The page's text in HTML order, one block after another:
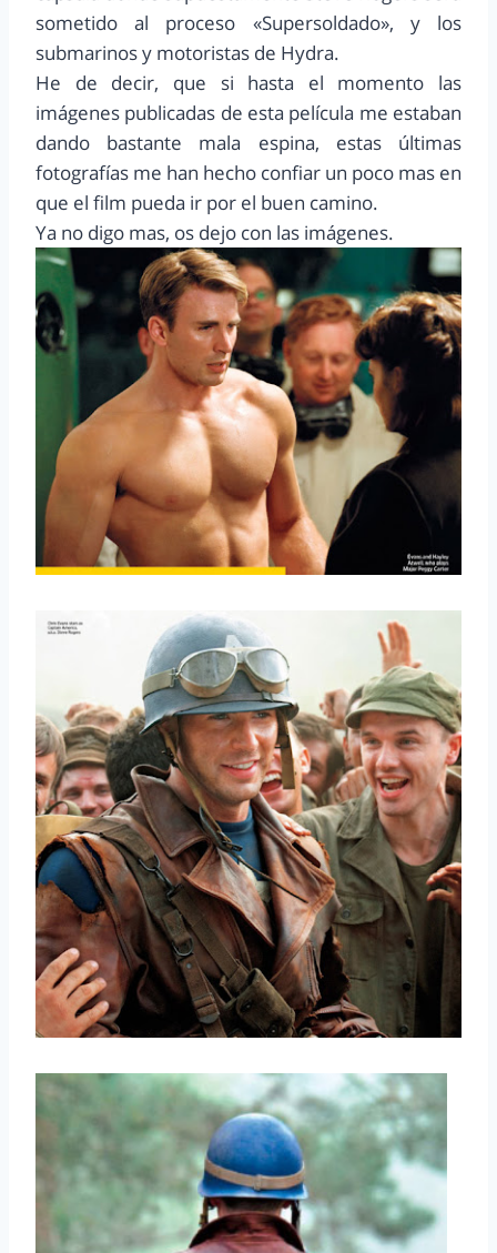
sometido al proceso «Supersoldado», y los
submarinos y motoristas de Hydra.
He de decir, que si hasta el momento las
imágenes publicadas de esta película me estaban
dando bastante mala espina, estas últimas
fotografías me han hecho confiar un poco mas en
que el film pueda ir por el buen camino.
Ya no digo mas, os dejo con las imágenes.